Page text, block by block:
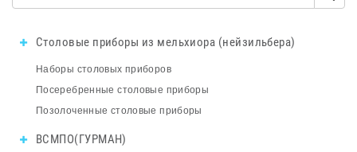
Столовые приборы из мельхиора (нейзильбера)
Наборы столовых приборов
Посеребренные столовые приборы
Позолоченные столовые приборы
ВСМПО(ГУРМАН)